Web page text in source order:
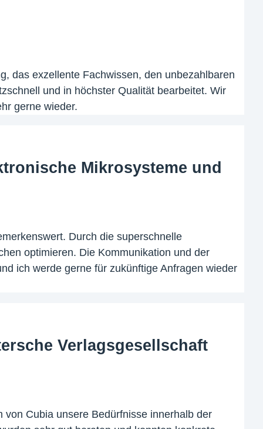
das exzellente Fachwissen, den unbezahlbaren
und in höchster Qualität bearbeitet. Wir
gerne wieder.
Mikrosysteme und
Durch die superschnelle
optimieren. Die Kommunikation und der
ich werde gerne für zukünftige Anfragen wieder
Verlagsgesellschaft
Cubia unsere Bedürfnisse innerhalb der